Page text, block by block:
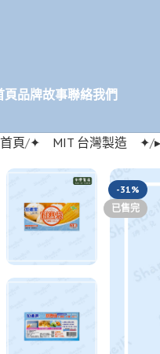
頁品牌故事聯絡我們
首頁 ✦ MIT 台灣製造 ✦
-31%
已售完